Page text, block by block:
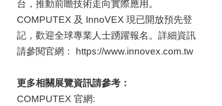
台，推動前瞻技術走向實際應用。
COMPUTEX 及 InnoVEX 現已開放預先登
記，歡迎全球專業人士踴躍報名。詳細資訊
請參閱官網：
https://www.innovex.com.tw
更多相關展覽資訊請參考：
COMPUTEX 官網: